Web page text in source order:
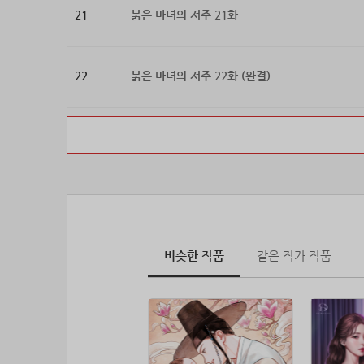
21 붉은 마녀의 저주 21화
22 붉은 마녀의 저주 22화 (완결)
비슷한 작품 같은 작가 작품